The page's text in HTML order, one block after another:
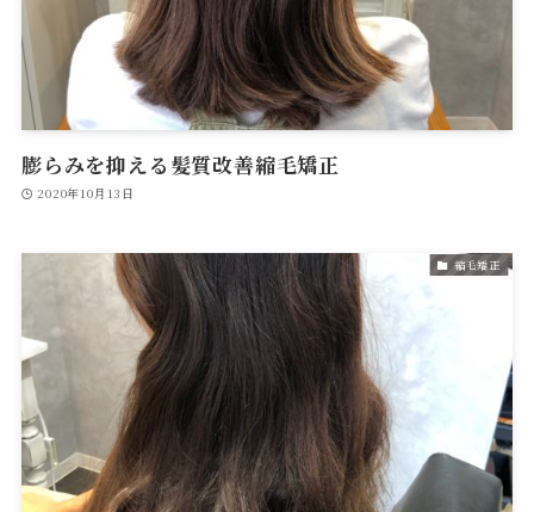
膨らみを抑える髪質改善縮毛矯正
2020年10月13日
縮毛矯正